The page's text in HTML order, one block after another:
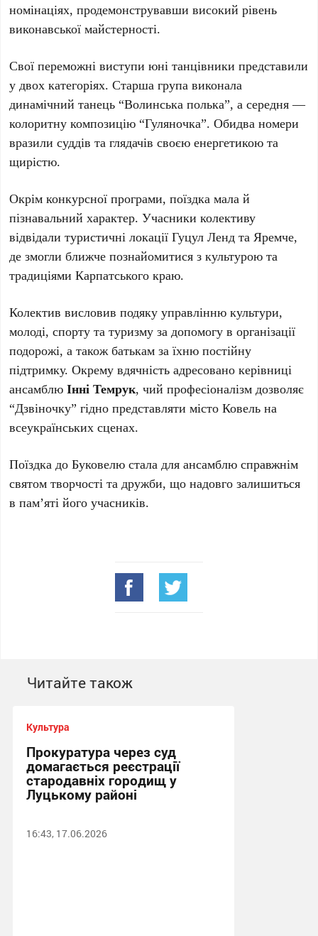
номінаціях, продемонструвавши високий рівень
виконавської майстерності.
Свої переможні виступи юні танцівники представили
у двох категоріях. Старша група виконала
динамічний танець “Волинська полька”, а середня —
колоритну композицію “Гуляночка”. Обидва номери
вразили суддів та глядачів своєю енергетикою та
щирістю.
Окрім конкурсної програми, поїздка мала й
пізнавальний характер. Учасники колективу
відвідали туристичні локації Гуцул Ленд та Яремче,
де змогли ближче познайомитися з культурою та
традиціями Карпатського краю.
Колектив висловив подяку управлінню культури,
молоді, спорту та туризму за допомогу в організації
подорожі, а також батькам за їхню постійну
підтримку. Окрему вдячність адресовано керівниці
ансамблюІнні Темрук, чий професіоналізм дозволяє
“Дзвіночку” гідно представляти місто Ковель на
всеукраїнських сценах.
Поїздка до Буковелю стала для ансамблю справжнім
святом творчості та дружби, що надовго залишиться
в пам’яті його учасників.
Читайте також
Культура
Прокуратура через суд
домагається реєстрації
стародавніх городищ у
Луцькому районі
16:43, 17.06.2026